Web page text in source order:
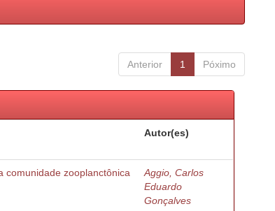
Anterior 1 Póximo
Autor(es)
comunidade zooplanctônica
Aggio, Carlos
Eduardo
Gonçalves